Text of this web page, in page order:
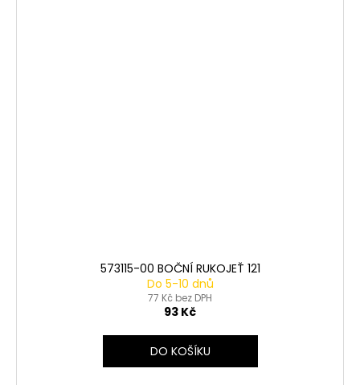
573115-00 BOČNÍ RUKOJEŤ 121
Do 5-10 dnů
77 Kč bez DPH
93 Kč
DO KOŠÍKU